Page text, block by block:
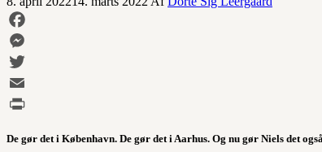
Facebook
Messenger
Twitter
Email
De gør det i København. De gør det i Aarhus. Og nu gør Niels det